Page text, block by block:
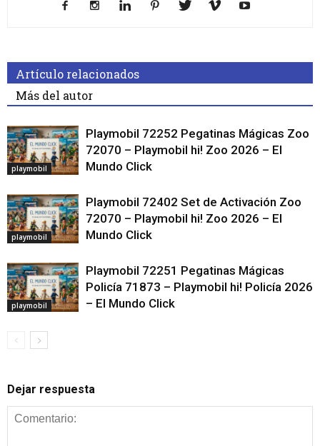
Artículo relacionados
Más del autor
playmobil
Playmobil 72252 Pegatinas Mágicas Zoo
72070 – Playmobil hi! Zoo 2026 – El
Mundo Click
playmobil
Playmobil 72402 Set de Activación Zoo
72070 – Playmobil hi! Zoo 2026 – El
Mundo Click
playmobil
Playmobil 72251 Pegatinas Mágicas
Policía 71873 – Playmobil hi! Policía 2026
– El Mundo Click
Dejar respuesta